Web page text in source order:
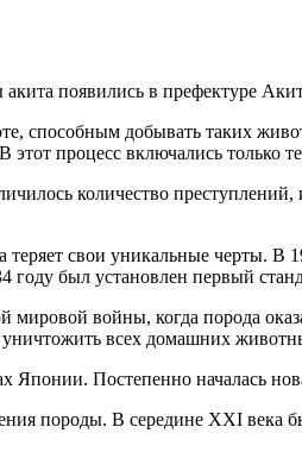
акита появились в префектуре
способным добывать таких
процесс включались только
количество
теряет свои уникальные черты.
году был установлен первый
войны, когда порода
всех домашних
Японии. Постепенно началась
породы. В середине XXI